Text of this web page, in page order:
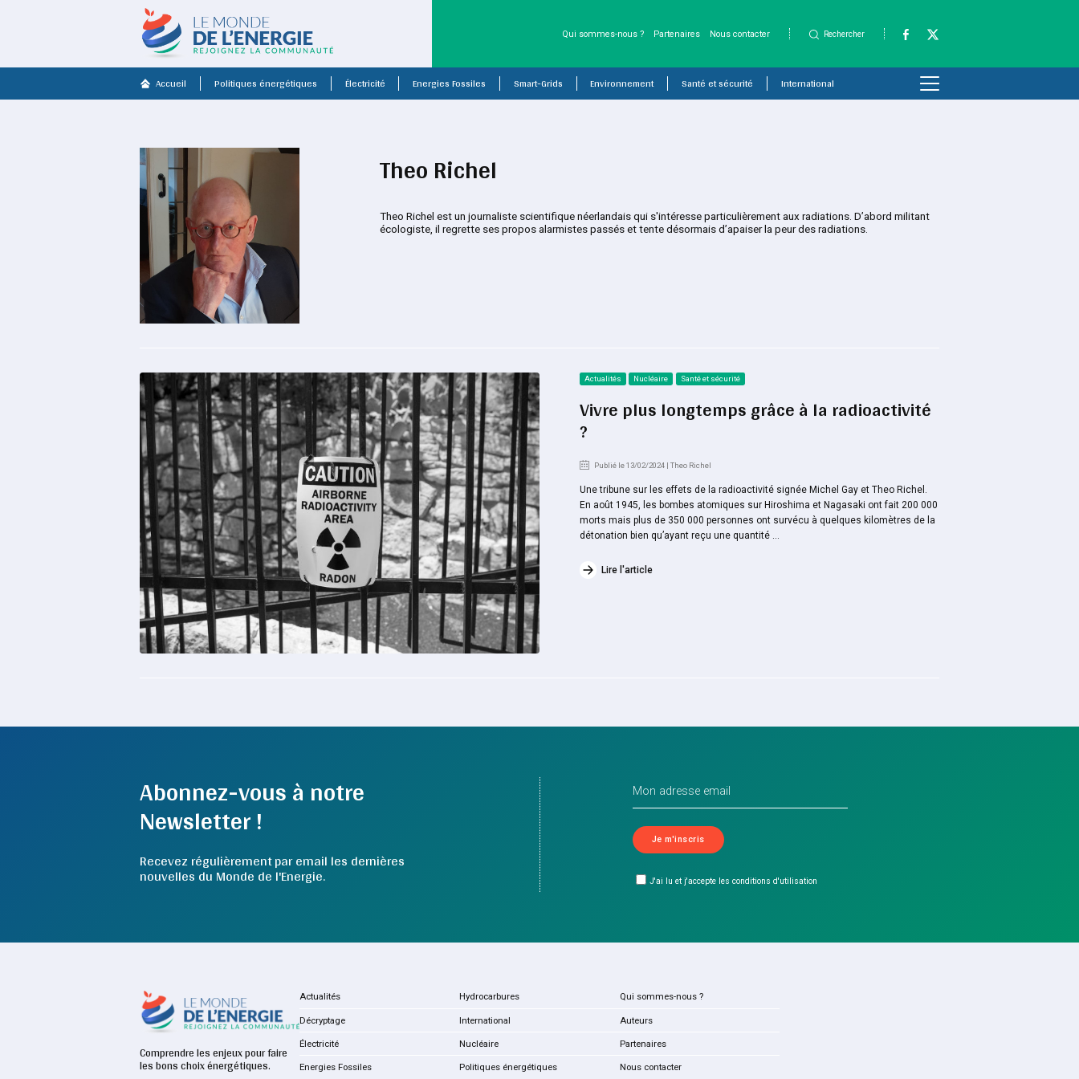
Qui sommes-nous ? Partenaires Nous contacter Rechercher
Accueil Politiques énergétiques Électricité Energies Fossiles Smart-Grids Environnement Santé et sécurité International
Theo Richel
Theo Richel est un journaliste scientifique néerlandais qui s'intéresse particulièrement aux radiations. D’abord militant
écologiste, il regrette ses propos alarmistes passés et tente désormais d’apaiser la peur des radiations.
Actualités Nucléaire Santé et sécurité
Vivre plus longtemps grâce à la radioactivité
?
Publié le 13/02/2024 | Theo Richel
Une tribune sur les effets de la radioactivité signée Michel Gay et Theo Richel.
En août 1945, les bombes atomiques sur Hiroshima et Nagasaki ont fait 200 000
morts mais plus de 350 000 personnes ont survécu à quelques kilomètres de la
détonation bien qu’ayant reçu une quantité ...
Lire l'article
Abonnez-vous à notre
Newsletter !
Recevez régulièrement par email les dernières
nouvelles du Monde de l'Energie. J'ai lu et j'accepte les conditions d'utilisation
Comprendre les enjeux pour faire
les bons choix énergétiques.
Actualités
Décryptage
Électricité
Energies Fossiles
Hydrocarbures
International
Nucléaire
Politiques énergétiques
Qui sommes-nous ?
Auteurs
Partenaires
Nous contacter